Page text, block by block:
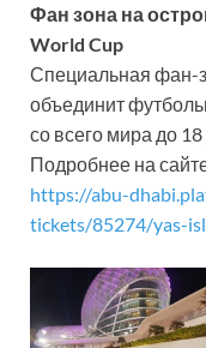
Фан зона на
World Cup
Специальная фан-
объединит
со всего мира до
Подробнее на
https://abu-
tickets/85274/yas-